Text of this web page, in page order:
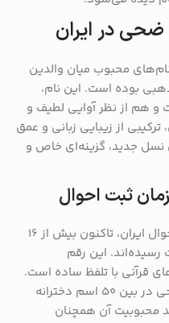
ضحی در ایران
محبوب میان والدین
بوده است. این نام،
و هم از نظر آوایی لطیف و
از زیبایی زبانی و عمق
نسل جدید، گزینه‌ای خاص و
ثبت احوال
طبق داده‌های رسمی سازمان ثبت احوال ایران، تاکنون بیش از ۱۶
رسیده‌اند. این رقم
قرآنی با تلفظ ساده است.
علاوه بر این، در ۵ سال اخیر، نام ضحی در بین ۵۰ اسم دخترانه
محبوبیت آن همچنان